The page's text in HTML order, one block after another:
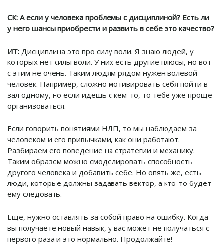
СК: А если у человека проблемы с дисциплиной? Есть ли
у него шансы приобрести и развить в себе это качество?
ИТ: Дисциплина это про силу воли. Я знаю людей, у
которых нет силы воли. У них есть другие плюсы, но вот
с этим не очень. Таким людям рядом нужен волевой
человек. Например, сложно мотивировать себя пойти в
зал одному, но если идешь с кем-то, то тебе уже проще
организоваться.
Если говорить понятиями НЛП, то мы наблюдаем за
человеком и его привычками, как они работают.
Разбираем его поведение на стратегии и механику.
Таким образом можно смоделировать способность
другого человека и добавить себе. Но опять же, есть
люди, которые должны задавать вектор, а кто-то будет
ему следовать.
Ещё, нужно оставлять за собой право на ошибку. Когда
вы получаете новый навык, у вас может не получаться с
первого раза и это нормально. Продолжайте!